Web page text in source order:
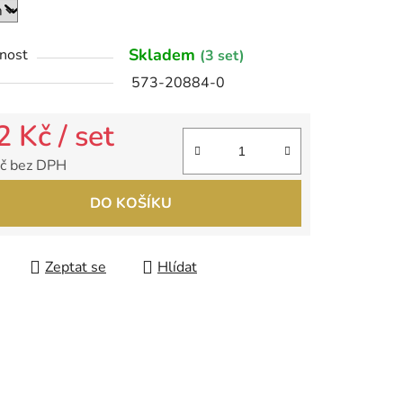
Skladem (3 set)
573-20884-0
Kč/ set
bez DPH
DO KOŠÍKU
Zeptat se Hlídat